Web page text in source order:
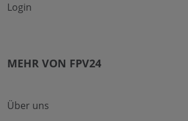
Login
MEHR VON FPV24
Über uns